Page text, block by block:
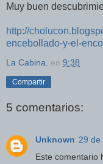
Muy buen
http://
encebollado-y-el-
La Cabina. en 9:38
Compartir
5 comentarios:
Unknown 29 de
Este comentario